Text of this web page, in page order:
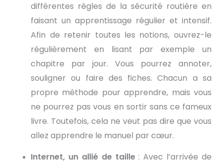
différentes règles de la sécurité routière en
faisant un apprentissage régulier et intensif.
Afin de retenir toutes les notions, ouvrez-le
régulièrement en lisant par exemple un
chapitre par jour. Vous pourrez annoter,
souligner ou faire des fiches. Chacun a sa
propre méthode pour apprendre, mais vous
ne pourrez pas vous en sortir sans ce fameux
livre. Toutefois, cela ne veut pas dire que vous
allez apprendre le manuel par cœur.
Internet, un allié de taille: Avec l’arrivée de